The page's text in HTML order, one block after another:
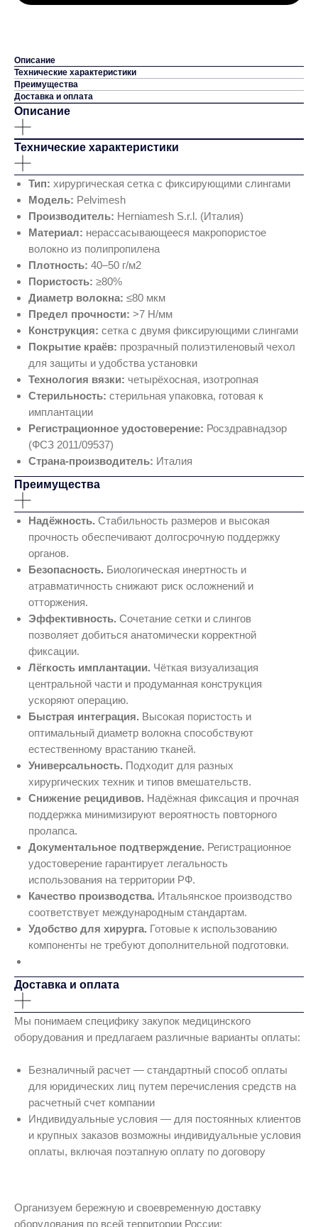
Описание
Технические характеристики
Преимущества
Доставка и оплата
Описание
Технические характеристики
Тип: хирургическая сетка с фиксирующими слингами
Модель: Pelvimesh
Производитель: Herniamesh S.r.l. (Италия)
Материал: нерассасывающееся макропористое
волокно из полипропилена
Плотность: 40–50 г/м2
Пористость: ≥80%
Диаметр волокна: ≤80 мкм
Предел прочности: >7 Н/мм
Конструкция: сетка с двумя фиксирующими слингами
Покрытие краёв: прозрачный полиэтиленовый чехол
для защиты и удобства установки
Технология вязки: четырёхосная, изотропная
Стерильность: стерильная упаковка, готовая к
имплантации
Регистрационное удостоверение: Росздравнадзор
(ФСЗ 2011/09537)
Страна‑производитель: Италия
Преимущества
Надёжность. Стабильность размеров и высокая
прочность обеспечивают долгосрочную поддержку
органов.
Безопасность. Биологическая инертность и
атравматичность снижают риск осложнений и
отторжения.
Эффективность. Сочетание сетки и слингов
позволяет добиться анатомически корректной
фиксации.
Лёгкость имплантации. Чёткая визуализация
центральной части и продуманная конструкция
ускоряют операцию.
Быстрая интеграция. Высокая пористость и
оптимальный диаметр волокна способствуют
естественному врастанию тканей.
Универсальность. Подходит для разных
хирургических техник и типов вмешательств.
Снижение рецидивов. Надёжная фиксация и прочная
поддержка минимизируют вероятность повторного
пролапса.
Документальное подтверждение. Регистрационное
удостоверение гарантирует легальность
использования на территории РФ.
Качество производства. Итальянское производство
соответствует международным стандартам.
Удобство для хирурга. Готовые к использованию
компоненты не требуют дополнительной подготовки.
Доставка и оплата
Мы понимаем специфику закупок медицинского
оборудования и предлагаем различные варианты оплаты:
Безналичный расчет — стандартный способ оплаты
для юридических лиц путем перечисления средств на
расчетный счет компании
Индивидуальные условия — для постоянных клиентов
и крупных заказов возможны индивидуальные условия
оплаты, включая поэтапную оплату по договору
Организуем бережную и своевременную доставку
оборудования по всей территории России: